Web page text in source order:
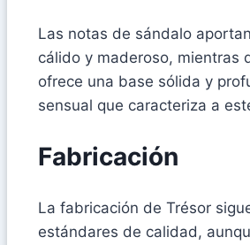
Las notas de sándalo
cálido y maderoso, mientras
ofrece una base sólida y
sensual que caracteriza a
Fabricación
La fabricación de Trésor
estándares de calidad,